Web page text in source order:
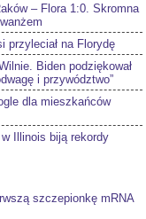
– Flora 1:0. Skromna
przyleciał na Florydę
Biden podziękował
i przywództwo”
dla mieszkańców
Illinois biją rekordy
szczepionkę mRNA